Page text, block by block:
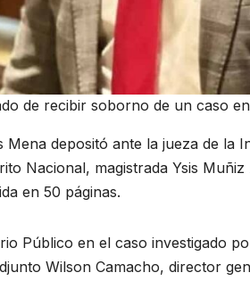
de recibir soborno de un caso
depositó ante la jueza de la
Nacional, magistrada Ysis
en 50 páginas.
Público en el caso investigado
Wilson Camacho, director